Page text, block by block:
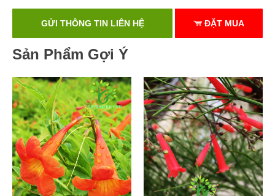
GỬI THÔNG TIN LIÊN HỆ ĐẶT MUA
Sản Phẩm Gợi Ý